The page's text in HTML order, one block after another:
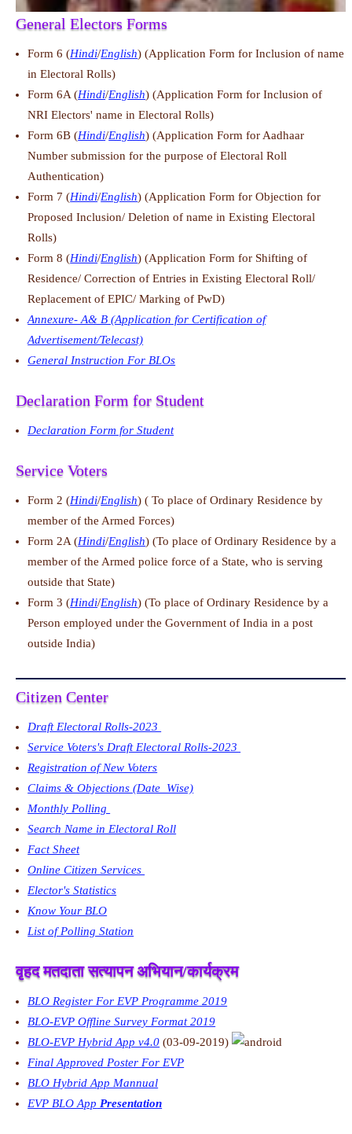
General Electors Forms
Form 6 (Hindi/English) (Application Form for Inclusion of name
in Electoral Rolls)
Form 6A (Hindi/English) (Application Form for Inclusion of
NRI Electors' name in Electoral Rolls)
Form 6B (Hindi/English) (Application Form for Aadhaar
Number submission for the purpose of Electoral Roll
Authentication)
Form 7 (Hindi/English) (Application Form for Objection for
Proposed Inclusion/ Deletion of name in Existing Electoral
Rolls)
Form 8 (Hindi/English) (Application Form for Shifting of
Residence/ Correction of Entries in Existing Electoral Roll/
Replacement of EPIC/ Marking of PwD)
Annexure- A& B (Application for Certification of
Advertisement/Telecast)
General Instruction For BLOs
Declaration Form for Student
Declaration Form for Student
Service Voters
Form 2 (Hindi/English) ( To place of Ordinary Residence by
member of the Armed Forces)
Form 2A (Hindi/English) (To place of Ordinary Residence by a
member of the Armed police force of a State, who is serving
outside that State)
Form 3 (Hindi/English) (To place of Ordinary Residence by a
Person employed under the Government of India in a post
outside India)
Citizen Center
Draft Electoral Rolls-2023
Service Voters's Draft Electoral Rolls-2023
Registration of New Voters
Claims & Objections (Date_Wise)
Monthly Polling
Search Name in Electoral Roll
Fact Sheet
Online Citizen Services
Elector's Statistics
Know Your BLO
List of Polling Station
वृहद मतदाता सत्यापन अभियान/कार्यक्रम
BLO Register For EVP Programme 2019
BLO-EVP Offline Survey Format 2019
BLO-EVP Hybrid App v4.0 (03-09-2019)
Final Approved Poster For EVP
BLO Hybrid App Mannual
EVP BLO App Presentation